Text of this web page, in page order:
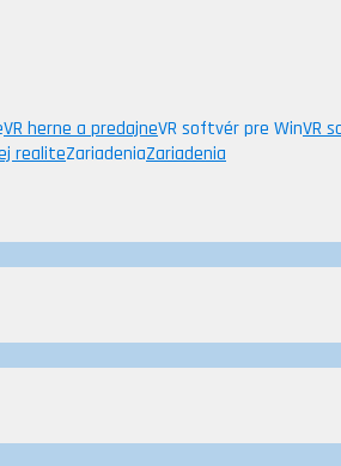
VR herne a predajneVR softvér pre WinVR
realiteZariadeniaZariadenia